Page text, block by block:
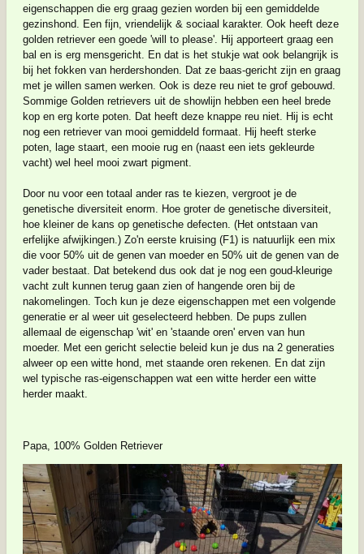
eigenschappen die erg graag gezien worden bij een gemiddelde
gezinshond. Een fijn, vriendelijk & sociaal karakter. Ook heeft deze
golden retriever een goede 'will to please'. Hij apporteert graag een
bal en is erg mensgericht. En dat is het stukje wat ook belangrijk is
bij het fokken van herdershonden. Dat ze baas-gericht zijn en graag
met je willen samen werken. Ook is deze reu niet te grof gebouwd.
Sommige Golden retrievers uit de showlijn hebben een heel brede
kop en erg korte poten. Dat heeft deze knappe reu niet. Hij is echt
nog een retriever van mooi gemiddeld formaat. Hij heeft sterke
poten, lage staart, een mooie rug en (naast een iets gekleurde
vacht) wel heel mooi zwart pigment.
Door nu voor een totaal ander ras te kiezen, vergroot je de
genetische diversiteit enorm. Hoe groter de genetische diversiteit,
hoe kleiner de kans op genetische defecten. (Het ontstaan van
erfelijke afwijkingen.) Zo'n eerste kruising (F1) is natuurlijk een mix
die voor 50% uit de genen van moeder en 50% uit de genen van de
vader bestaat. Dat betekend dus ook dat je nog een goud-kleurige
vacht zult kunnen terug gaan zien of hangende oren bij de
nakomelingen. Toch kun je deze eigenschappen met een volgende
generatie er al weer uit geselecteerd hebben. De pups zullen
allemaal de eigenschap 'wit' en 'staande oren' erven van hun
moeder. Met een gericht selectie beleid kun je dus na 2 generaties
alweer op een witte hond, met staande oren rekenen. En dat zijn
wel typische ras-eigenschappen wat een witte herder een witte
herder maakt.
Papa, 100% Golden Retriever